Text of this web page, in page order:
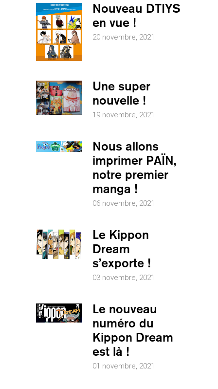
Nouveau DTIYS
en vue !
20 novembre, 2021
Une super
nouvelle !
19 novembre, 2021
Nous allons
imprimer PAÏN,
notre premier
manga !
06 novembre, 2021
Le Kippon
Dream
s’exporte !
03 novembre, 2021
Le nouveau
numéro du
Kippon Dream
est là !
01 novembre, 2021